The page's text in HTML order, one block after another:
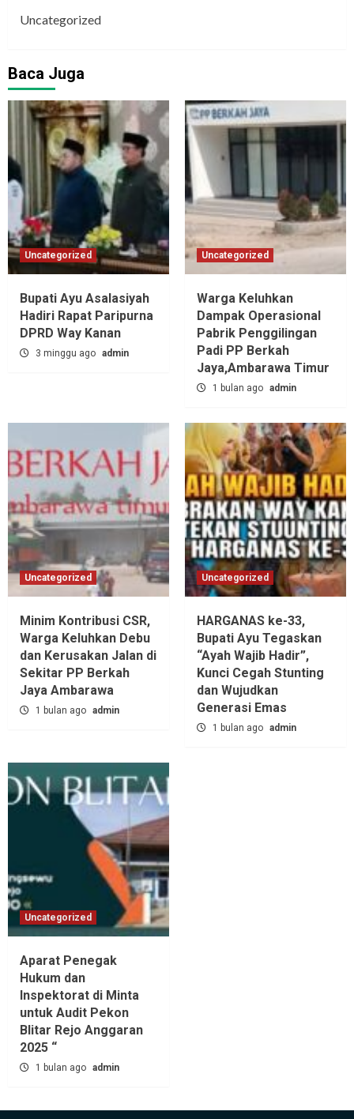
Uncategorized
Baca Juga
Uncategorized
Bupati Ayu Asalasiyah
Hadiri Rapat Paripurna
DPRD Way Kanan
3 minggu ago admin
Uncategorized
Warga Keluhkan
Dampak Operasional
Pabrik Penggilingan
Padi PP Berkah
Jaya,‎Ambarawa Timur
1 bulan ago admin
Uncategorized
Minim Kontribusi CSR,
Warga Keluhkan Debu
dan Kerusakan Jalan di
Sekitar PP Berkah
Jaya Ambarawa‎
1 bulan ago admin
Uncategorized
HARGANAS ke-33,
Bupati Ayu Tegaskan
“Ayah Wajib Hadir”,
Kunci Cegah Stunting
dan Wujudkan
Generasi Emas
1 bulan ago admin
Uncategorized
Aparat Penegak
Hukum dan
Inspektorat di Minta
untuk Audit Pekon
Blitar Rejo Anggaran
2025 “
1 bulan ago admin